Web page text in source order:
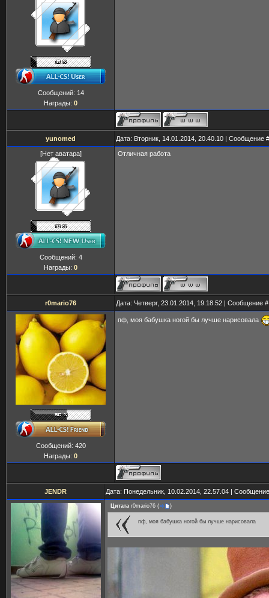
Сообщений: 14
Награды: 0
yunomed Дата: Вторник, 14.01.2014, 20.40.10 | Сообщение
[Нет аватара]
Сообщений: 4
Награды: 0
Отличная работа
r0mario76 Дата: Четверг, 23.01.2014, 19.18.52 | Сообщение
Сообщений: 420
Награды: 0
пф, моя бабушка ногой бы лучше нарисовала
JENDR Дата: Понедельник, 10.02.2014, 22.57.04 |
Цитата r0mario76 ( )
пф, моя бабушка ногой бы лучше нарисовала